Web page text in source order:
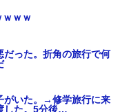
ｗｗ
だった。折角の旅行で何
がいた。→修学旅行に来
した。5分後…